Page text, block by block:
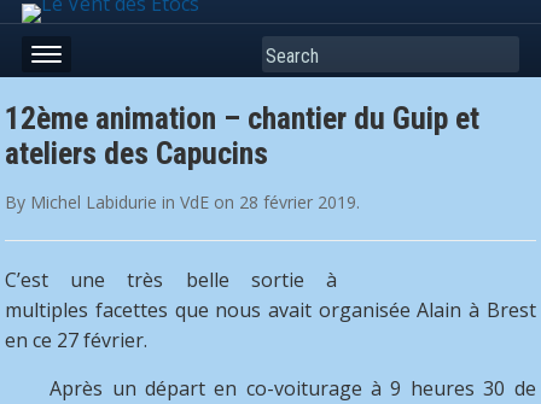
Search
12ème animation – chantier du Guip et
ateliers des Capucins
By Michel Labidurie inVdE on 28 février 2019.
C’est une très belle sortie à
multiples facettes que nous avait organisée Alain à Brest
en ce 27 février.
Après un départ en co-voiturage à 9 heures 30 de